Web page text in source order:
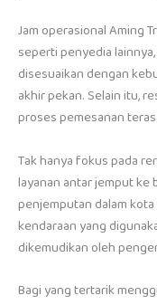
Jam operasional Aming
seperti penyedia
disesuaikan dengan
akhir pekan. Selain itu,
proses pemesanan
Tak hanya fokus pada
layanan antar jemput
penjemputan dalam
kendaraan yang
dikemudikan oleh
Bagi yang tertarik